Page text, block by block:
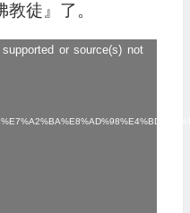
徒』了。
or source(s) not